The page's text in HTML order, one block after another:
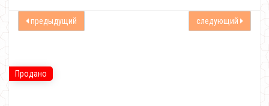
предыдущий следующий
Продано